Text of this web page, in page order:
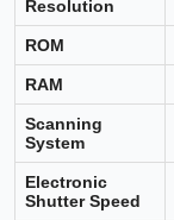
Resolution
ROM
RAM
Scanning
System
Electronic
Shutter Speed